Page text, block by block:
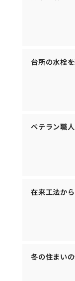
台所の水栓
ベテラン職
在来工法か
冬の住まい